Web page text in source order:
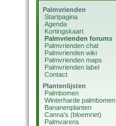
Palmvrienden
Startpagina
Agenda
Kortingskaart
Palmvrienden forums
Palmvrienden chat
Palmvrienden wiki
Palmvrienden maps
Palmvrienden label
Contact
Plantenlijsten
Palmbomen
Winterharde palmbomen
Bananenplanten
Canna's (bloemriet)
Palmvarens